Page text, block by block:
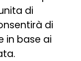
di
di
in base ai